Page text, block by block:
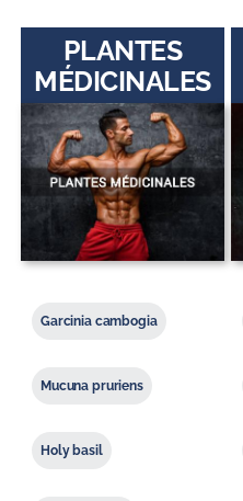
PLANTES
MÉDICINALES
Garcinia cambogia
Mucuna pruriens
Holy basil